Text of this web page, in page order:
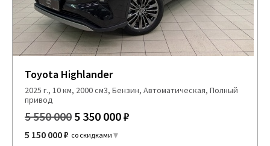
Toyota Highlander
2025 г., 10 км, 2000 см3, Бензин, Автоматическая, Полный
привод
5 550 000 5 350 000 ₽
5 150 000 ₽ со скидками